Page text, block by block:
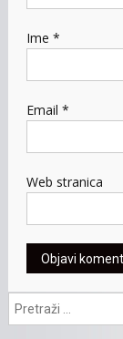
Ime *
Email *
Web stranica